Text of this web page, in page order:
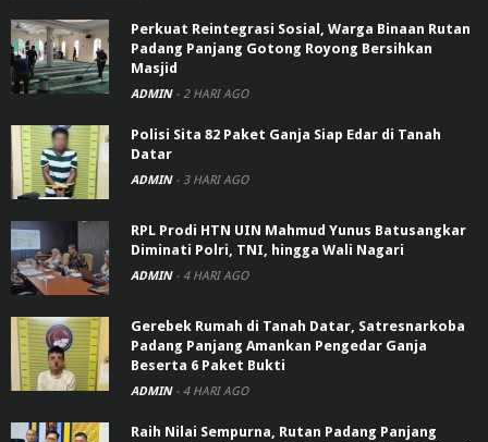
Perkuat Reintegrasi Sosial, Warga Binaan Rutan
Padang Panjang Gotong Royong Bersihkan
Masjid
ADMIN - 2 HARI AGO
Polisi Sita 82 Paket Ganja Siap Edar di Tanah
Datar
ADMIN - 3 HARI AGO
RPL Prodi HTN UIN Mahmud Yunus Batusangkar
Diminati Polri, TNI, hingga Wali Nagari
ADMIN - 4 HARI AGO
Gerebek Rumah di Tanah Datar, Satresnarkoba
Padang Panjang Amankan Pengedar Ganja
Beserta 6 Paket Bukti
ADMIN - 4 HARI AGO
Raih Nilai Sempurna, Rutan Padang Panjang